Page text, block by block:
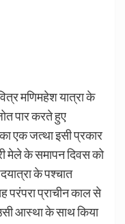
मणिमहेश यात्रा के
पार करते हुए
एक जत्था इसी प्रकार
मेले के समापन दिवस को
के पश्चात
परंपरा प्राचीन काल से
आस्था के साथ किया